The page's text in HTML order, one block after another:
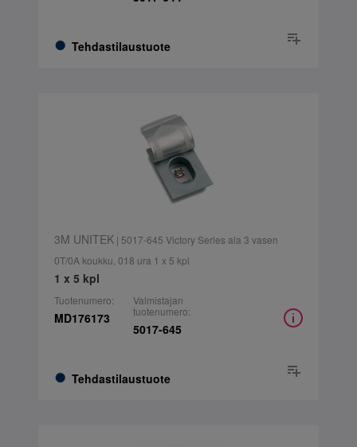
Tehdastilaustuote
3M UNITEK| 5017-645 Victory Series ala 3 vasen
0T/0A koukku, 018 ura 1 x 5 kpl
1 x 5 kpl
Tuotenumero:
MD176173
Tehdastilaustuote
Valmistajan
tuotenumero:
5017-645